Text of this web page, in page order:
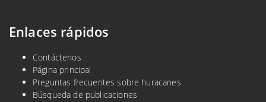
Enlaces rápidos
Contáctenos
Página principal
Preguntas frecuentes sobre huracanes
Búsqueda de publicaciones